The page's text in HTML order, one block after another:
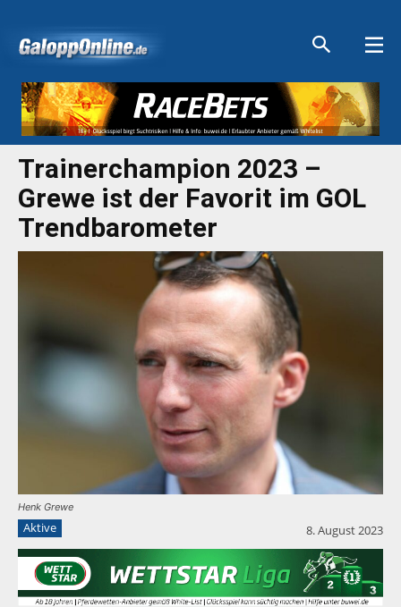
Trainerchampion 2023 –
Grewe ist der Favorit im GOL
Trendbarometer
Henk Grewe
Aktive 8. August 2023